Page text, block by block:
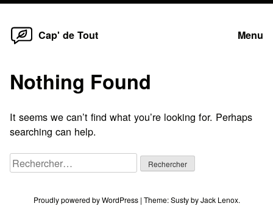
Skip
Cap' de Tout Menu
Nothing Found
It seems we can’t find what you’re looking for. Perhaps
searching can help.
Rechercher :
Proudly powered by WordPress | Theme:SustybyJack Lenox.